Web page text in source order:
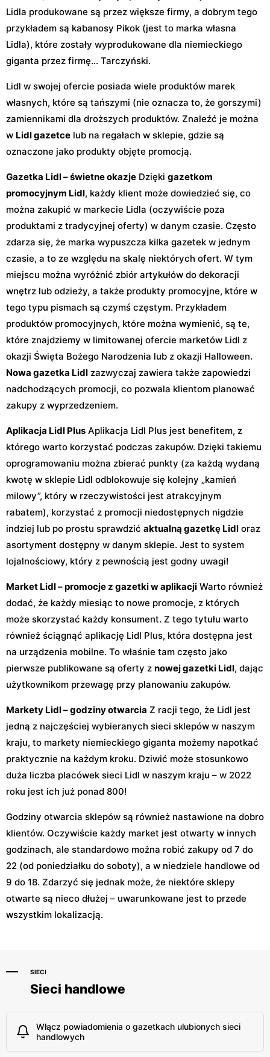
Lidla produkowane są przez większe firmy, a dobrym tego
przykładem są kabanosy Pikok (jest to marka własna
Lidla), które zostały wyprodukowane dla niemieckiego
giganta przez firmę… Tarczyński.
Lidl w swojej ofercie posiada wiele produktów marek
własnych, które są tańszymi (nie oznacza to, że gorszymi)
zamiennikami dla droższych produktów. Znaleźć je można
w Lidl gazetce lub na regałach w sklepie, gdzie są
oznaczone jako produkty objęte promocją.
Gazetka Lidl – świetne okazje Dzięki gazetkom
promocyjnym Lidl, każdy klient może dowiedzieć się, co
można zakupić w markecie Lidla (oczywiście poza
produktami z tradycyjnej oferty) w danym czasie. Często
zdarza się, że marka wypuszcza kilka gazetek w jednym
czasie, a to ze względu na skalę niektórych ofert. W tym
miejscu można wyróżnić zbiór artykułów do dekoracji
wnętrz lub odzieży, a także produkty promocyjne, które w
tego typu pismach są czymś częstym. Przykładem
produktów promocyjnych, które można wymienić, są te,
które znajdziemy w limitowanej ofercie marketów Lidl z
okazji Święta Bożego Narodzenia lub z okazji Halloween.
Nowa gazetka Lidl zazwyczaj zawiera także zapowiedzi
nadchodzących promocji, co pozwala klientom planować
zakupy z wyprzedzeniem.
Aplikacja Lidl Plus Aplikacja Lidl Plus jest benefitem, z
którego warto korzystać podczas zakupów. Dzięki takiemu
oprogramowaniu można zbierać punkty (za każdą wydaną
kwotę w sklepie Lidl odblokowuje się kolejny „kamień
milowy”, który w rzeczywistości jest atrakcyjnym
rabatem), korzystać z promocji niedostępnych nigdzie
indziej lub po prostu sprawdzić aktualną gazetkę Lidl oraz
asortyment dostępny w danym sklepie. Jest to system
lojalnościowy, który z pewnością jest godny uwagi!
Market Lidl – promocje z gazetki w aplikacji Warto również
dodać, że każdy miesiąc to nowe promocje, z których
może skorzystać każdy konsument. Z tego tytułu warto
również ściągnąć aplikację Lidl Plus, która dostępna jest
na urządzenia mobilne. To właśnie tam często jako
pierwsze publikowane są oferty z nowej gazetki Lidl, dając
użytkownikom przewagę przy planowaniu zakupów.
Markety Lidl – godziny otwarcia Z racji tego, że Lidl jest
jedną z najczęściej wybieranych sieci sklepów w naszym
kraju, to markety niemieckiego giganta możemy napotkać
praktycznie na każdym kroku. Dziwić może stosunkowo
duża liczba placówek sieci Lidl w naszym kraju – w 2022
roku jest ich już ponad 800!
Godziny otwarcia sklepów są również nastawione na dobro
klientów. Oczywiście każdy market jest otwarty w innych
godzinach, ale standardowo można robić zakupy od 7 do
22 (od poniedziałku do soboty), a w niedziele handlowe od
9 do 18. Zdarzyć się jednak może, że niektóre sklepy
otwarte są nieco dłużej – uwarunkowane jest to przede
wszystkim lokalizacją.
SIECI
Sieci handlowe
Włącz powiadomienia o gazetkach ulubionych sieci
handlowych